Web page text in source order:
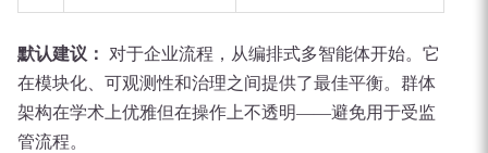
默认建议：
对于企业流程，从编排式多智能体开始。它
在模块化、可观测性和治理之间提供了最佳平衡。群体
架构在学术上优雅但在操作上不透明——避免用于受监
管流程。